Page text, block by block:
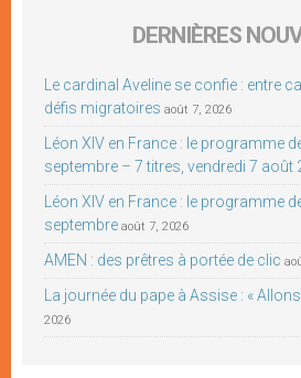
DERNIÈRES
Le cardinal Aveline se confie : entre
défis migratoires août 7, 2026
Léon XIV en France : le programme
septembre – 7 titres, vendredi 7 août
Léon XIV en France : le programme
septembre août 7, 2026
AMEN : des prêtres à portée de clic
La journée du pape à Assise : «
2026